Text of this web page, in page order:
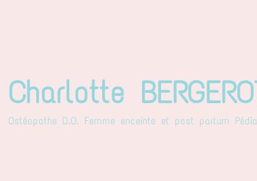
Charlotte
Ostéopathe D.O. Femme enceinte et post partum